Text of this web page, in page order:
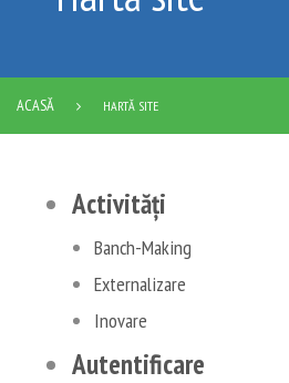
ACASĂ HARTĂ SITE
Activități
Banch-Making
Externalizare
Inovare
Autentificare